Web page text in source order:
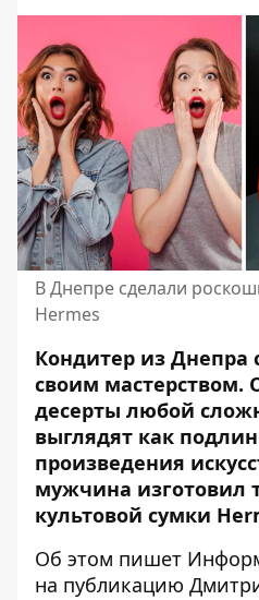
В Днепре сделали
Hermes
Кондитер из Днепра
своим мастерством.
десерты любой
выглядят как
произведения
мужчина изготовил
культовой сумки
Об этом пишет
на публикацию